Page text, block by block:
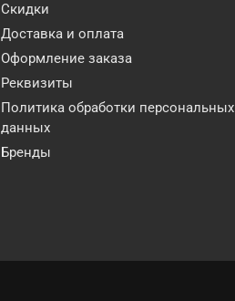
Скидки
Доставка и оплата
Оформление заказа
Реквизиты
Политика обработки персональных
данных
Бренды